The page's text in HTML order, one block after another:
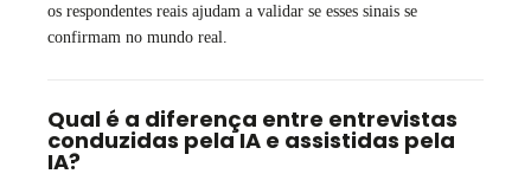
os respondentes reais ajudam a validar se esses sinais se
confirmam no mundo real.
Qual é a diferença entre entrevistas
conduzidas pela IA e assistidas pela
IA?